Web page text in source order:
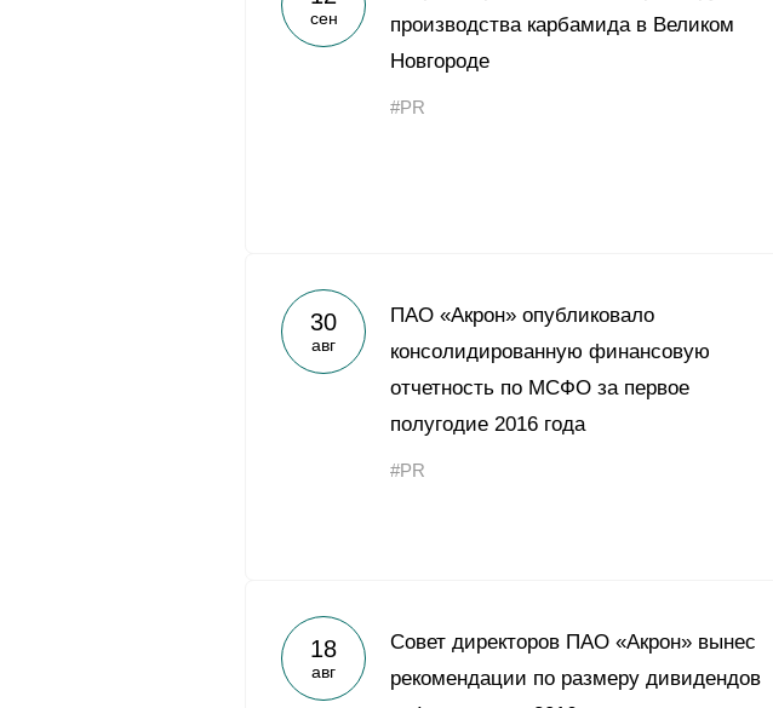
сен
производства карбамида в Великом
Новгороде
#PR
30
авг
ПАО «Акрон» опубликовало
консолидированную финансовую
отчетность по МСФО за первое
полугодие 2016 года
#PR
18
авг
Совет директоров ПАО «Акрон» вынес
рекомендации по размеру дивидендов